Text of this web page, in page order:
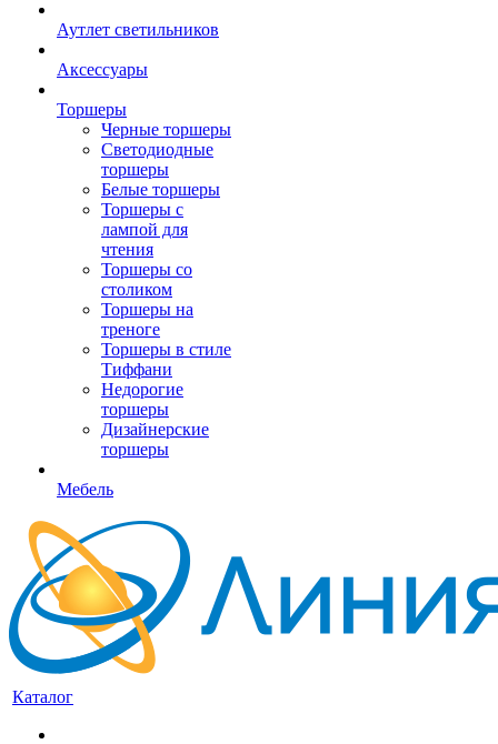
Аутлет светильников
Аксессуары
Торшеры
Черные торшеры
Светодиодные
торшеры
Белые торшеры
Торшеры с
лампой для
чтения
Торшеры со
столиком
Торшеры на
треноге
Торшеры в стиле
Тиффани
Недорогие
торшеры
Дизайнерские
торшеры
Мебель
Каталог